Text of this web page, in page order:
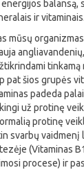
balansą,
ir vitaminais.
mūsų
tinkamą
pat šios grupės
padeda
už protinę
protinę
svarbų vaidmenį
(Vitaminas
procese) ir